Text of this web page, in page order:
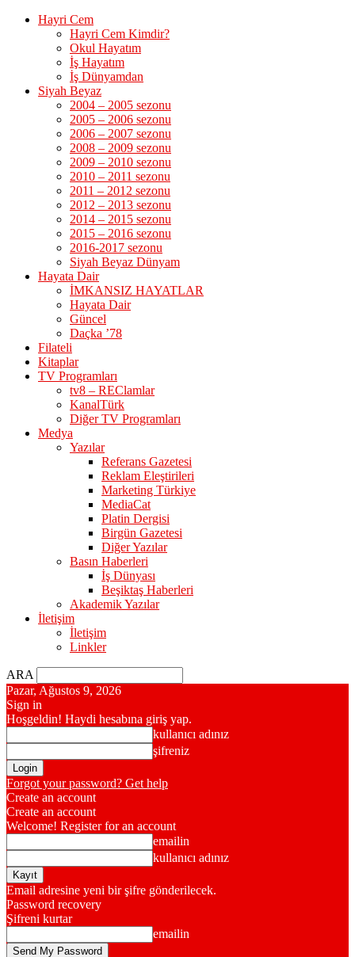
Hayri Cem
Hayri Cem Kimdir?
Okul Hayatım
İş Hayatım
İş Dünyamdan
Siyah Beyaz
2004 – 2005 sezonu
2005 – 2006 sezonu
2006 – 2007 sezonu
2008 – 2009 sezonu
2009 – 2010 sezonu
2010 – 2011 sezonu
2011 – 2012 sezonu
2012 – 2013 sezonu
2014 – 2015 sezonu
2015 – 2016 sezonu
2016-2017 sezonu
Siyah Beyaz Dünyam
Hayata Dair
İMKANSIZ HAYATLAR
Hayata Dair
Güncel
Daçka ’78
Filateli
Kitaplar
TV Programları
tv8 – REClamlar
KanalTürk
Diğer TV Programları
Medya
Yazılar
Referans Gazetesi
Reklam Eleştirileri
Marketing Türkiye
MediaCat
Platin Dergisi
Birgün Gazetesi
Diğer Yazılar
Basın Haberleri
İş Dünyası
Beşiktaş Haberleri
Akademik Yazılar
İletişim
İletişim
Linkler
ARA
Pazar, Ağustos 9, 2026
Sign in
Hoşgeldin! Haydi hesabına giriş yap.
kullanıcı adınız
şifreniz
Forgot your password? Get help
Create an account
Create an account
Welcome! Register for an account
emailin
kullanıcı adınız
Email adresine yeni bir şifre gönderilecek.
Password recovery
Şifreni kurtar
emailin